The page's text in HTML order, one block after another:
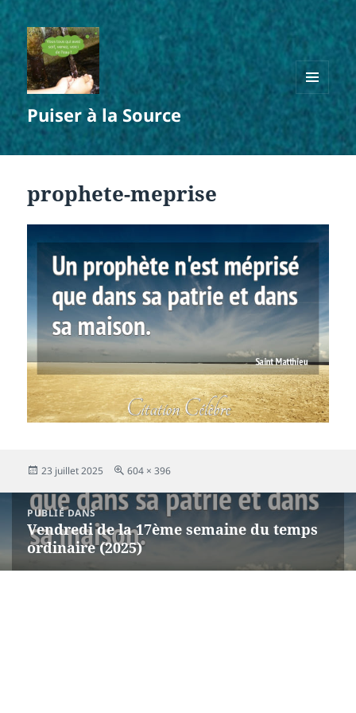
Puiser à la Source
MENU
ET
WIDGETS
prophete-meprise
Publié
23 juillet 2025
Taille
604 × 396
Navigation
l’article
PUBLIÉ DANS
Vendredi de la 17ème semaine du temps
ordinaire (2025)